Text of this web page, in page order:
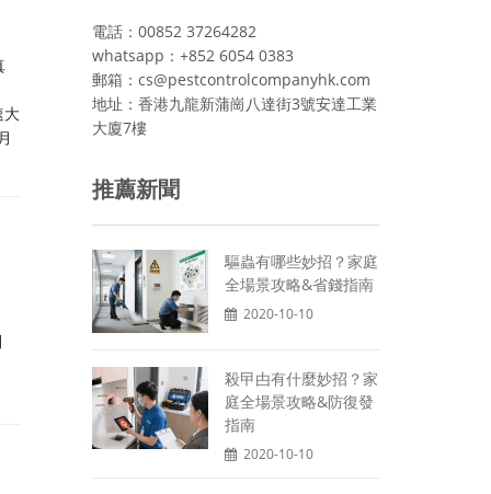
大
電話：00852 37264282
whatsapp：+852 6054 0383
郵箱：cs@pestcontrolcompanyhk.com
地址：香港九龍新蒲崗八達街3號安達工業
大廈7樓
推薦新聞
驅蟲有哪些妙招？家庭
全場景攻略&省錢指南
2020-10-10
殺曱甴有什麼妙招？家
庭全場景攻略&防復發
指南
2020-10-10